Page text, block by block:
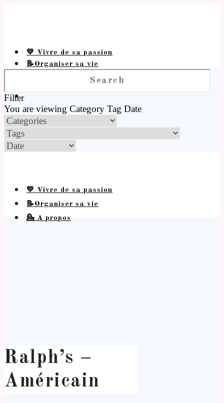
💛 Vivre de sa passion
📝Organiser sa vie
Filter
You are viewing Category Tag Date
💛 Vivre de sa passion
📝Organiser sa vie
💁 A propos
Ralph’s –
Américain